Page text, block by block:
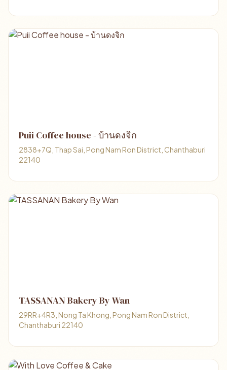
Puii Coffee house - บ้านดงจิก
2838+7Q, Thap Sai, Pong Nam Ron District, Chanthaburi
22140
TASSANAN Bakery By Wan
29RR+4R3, Nong Ta Khong, Pong Nam Ron District,
Chanthaburi 22140